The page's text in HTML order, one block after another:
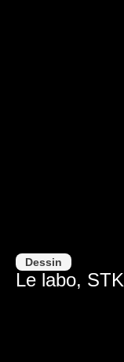
Dessin
Le labo, STK